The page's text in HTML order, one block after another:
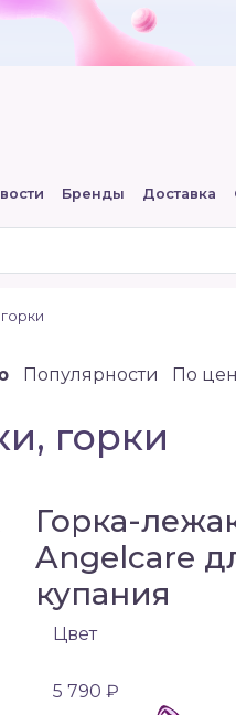
Бренды Доставка
Популярности По
горки
Горка-
Angelcare
купания
Цвет
5 790 ₽